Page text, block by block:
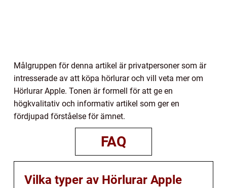
Målgruppen för denna artikel är privatpersoner som är
intresserade av att köpa hörlurar och vill veta mer om
Hörlurar Apple. Tonen är formell för att ge en
högkvalitativ och informativ artikel som ger en
fördjupad förståelse för ämnet.
FAQ
Vilka typer av Hörlurar Apple